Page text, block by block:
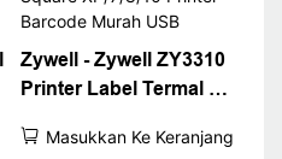
Zywell - Zywell ZY3310
Printer Label Termal 3
dengan Win Square
Masukkan Ke Keranjang